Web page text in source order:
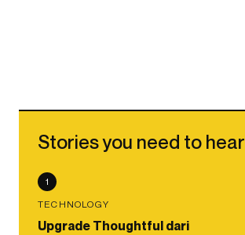
Stories you need to hear
1
TECHNOLOGY
Upgrade Thoughtful dari